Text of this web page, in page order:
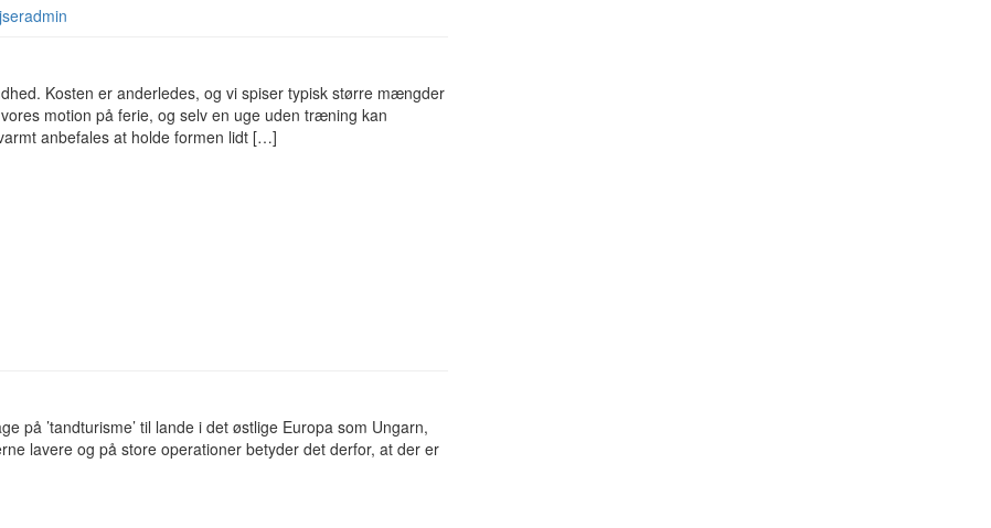
Kosten er anderledes, og vi spiser typisk større mængder
motion på ferie, og selv en uge uden træning kan
anbefales at holde formen lidt […]
på ’tandturisme’ til lande i det østlige Europa som Ungarn,
lavere og på store operationer betyder det derfor, at der er